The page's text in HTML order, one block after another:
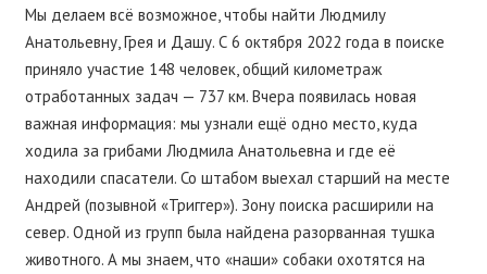
Мы делаем всё возможное, чтобы найти Людмилу
Анатольевну, Грея и Дашу. С 6 октября 2022 года в поиске
приняло участие 148 человек, общий километраж
отработанных задач — 737 км. Вчера появилась новая
важная информация: мы узнали ещё одно место, куда
ходила за грибами Людмила Анатольевна и где её
находили спасатели. Со штабом выехал старший на месте
Андрей (позывной «Триггер»). Зону поиска расширили на
север. Одной из групп была найдена разорванная тушка
животного. А мы знаем, что «наши» собаки охотятся на